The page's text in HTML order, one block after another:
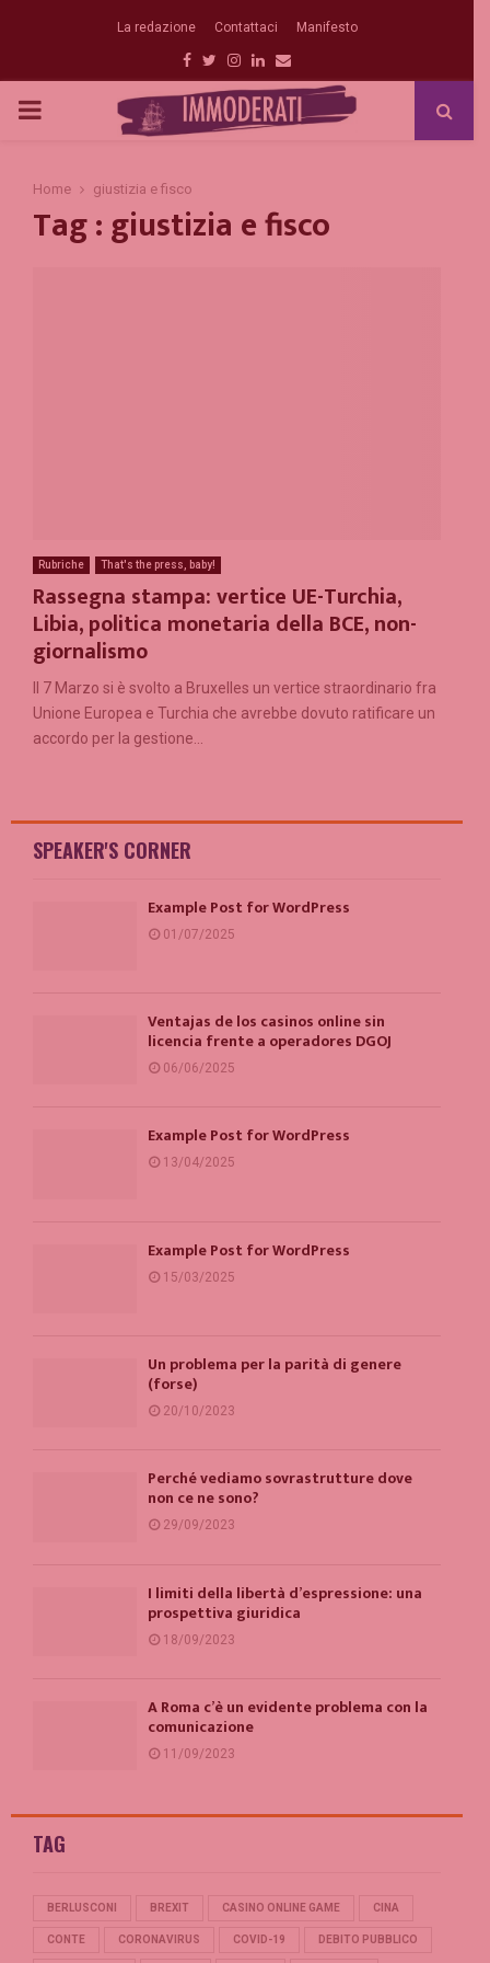
La redazione Contattaci Manifesto
Facebook
Twitter
Instagram
Linkedin
Email
PRIMARY
Home giustizia e fisco
Tag : giustizia e fisco
Rubriche That's the press, baby!
Rassegna stampa: vertice UE-Turchia,
Libia, politica monetaria della BCE, non-
giornalismo
Il 7 Marzo si è svolto a Bruxelles un vertice straordinario fra
Unione Europea e Turchia che avrebbe dovuto ratificare un
accordo per la gestione...
SPEAKER'S CORNER
Example Post for WordPress
01/07/2025
Ventajas de los casinos online sin
licencia frente a operadores DGOJ
06/06/2025
Example Post for WordPress
13/04/2025
Example Post for WordPress
15/03/2025
Un problema per la parità di genere
(forse)
20/10/2023
Perché vediamo sovrastrutture dove
non ce ne sono?
29/09/2023
I limiti della libertà d’espressione: una
prospettiva giuridica
18/09/2023
A Roma c’è un evidente problema con la
comunicazione
11/09/2023
TAG
BERLUSCONI BREXIT CASINO ONLINE GAME CINA
CONTE CORONAVIRUS COVID-19 DEBITO PUBBLICO